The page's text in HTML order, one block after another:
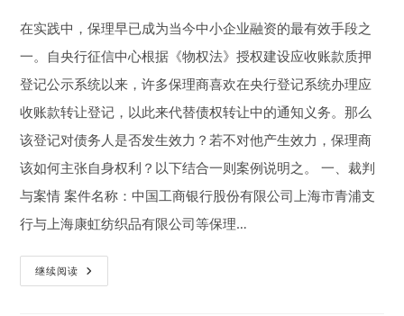
还
是
应
发
工
资？
在实践中，保理早已成为当今中小企业融资的最有效手段之
一。自央行征信中心根据《物权法》授权建设应收账款质押
登记公示系统以来，许多保理商喜欢在央行登记系统办理应
收账款转让登记，以此来代替债权转让中的通知义务。那么
该登记对债务人是否发生效力？若不对他产生效力，保理商
该如何主张自身权利？以下结合一则案例说明之。 一、裁判
与案情 案件名称：中国工商银行股份有限公司上海市青浦支
行与上海康虹纺织品有限公司等保理…
继续阅读 “债
权